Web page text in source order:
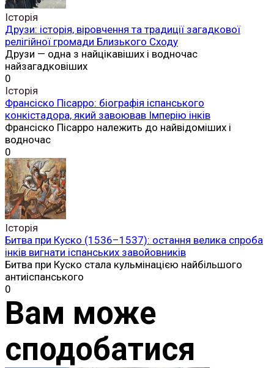
Історія
Друзи: історія, віровчення та традиції загадкової
релігійної громади Близького Сходу
Друзи — одна з найцікавіших і водночас
найзагадковіших
0
Історія
Франсіско Пісарро: біографія іспанського
конкістадора, який завоював Імперію інків
Франсіско Пісарро належить до найвідоміших і
водночас
0
Історія
Битва при Куско (1536–1537): остання велика спроба
інків вигнати іспанських завойовників
Битва при Куско стала кульмінацією найбільшого
антиіспанського
0
Вам може
сподобатися